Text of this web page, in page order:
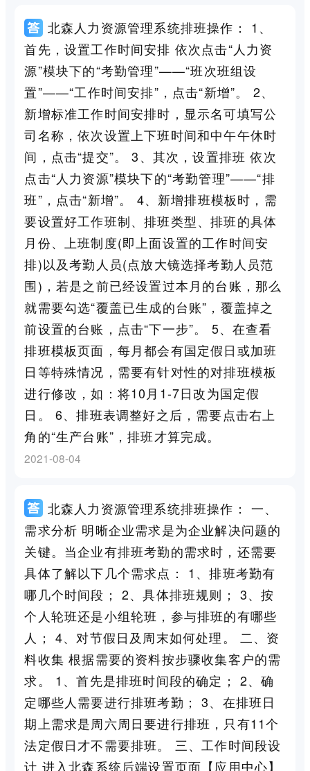
北森人力资源管理系统排班操作： 1、
首先，设置工作时间安排 依次点击“人力资
源”模块下的“考勤管理”——“班次班组设
置”——“工作时间安排”，点击“新增”。 2、
新增标准工作时间安排时，显示名可填写公
司名称，依次设置上下班时间和中午午休时
间，点击“提交”。 3、其次，设置排班 依次
点击“人力资源”模块下的“考勤管理”——“排
班”，点击“新增”。 4、新增排班模板时，需
要设置好工作班制、排班类型、排班的具体
月份、上班制度(即上面设置的工作时间安
排)以及考勤人员(点放大镜选择考勤人员范
围)，若是之前已经设置过本月的台账，那么
就需要勾选“覆盖已生成的台账”，覆盖掉之
前设置的台账，点击“下一步”。 5、在查看
排班模板页面，每月都会有国定假日或加班
日等特殊情况，需要有针对性的对排班模板
进行修改，如：将10月1-7日改为国定假
日。 6、排班表调整好之后，需要点击右上
角的“生产台账”，排班才算完成。
2021-08-04
北森人力资源管理系统排班操作： 一、
需求分析 明晰企业需求是为企业解决问题的
关键。当企业有排班考勤的需求时，还需要
具体了解以下几个需求点： 1、排班考勤有
哪几个时间段； 2、具体排班规则； 3、按
个人轮班还是小组轮班，参与排班的有哪些
人； 4、对节假日及周末如何处理。 二、资
料收集 根据需要的资料按步骤收集客户的需
求。 1、首先是排班时间段的确定； 2、确
定哪些人需要进行排班考勤； 3、在排班日
期上需求是周六周日要进行排班，只有11个
法定假日才不需要排班。 三、工作时间段设
计 进入北森系统后端设置页面【应用中心】